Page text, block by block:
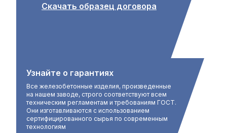
Скачать образец договора
Узнайте о гарантиях
Все железобетонные изделия, произведенные
на нашем заводе, строго соответствуют всем
техническим регламентам и требованиям ГОСТ.
Они изготавливаются с использованием
сертифицированного сырья по современным
технологиям